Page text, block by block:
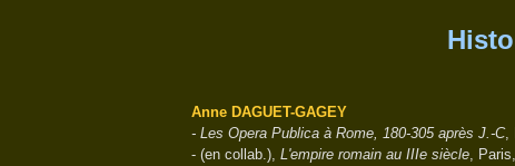
Anne DAGUET-GAGEY
- Les Opera Publica à Rome, 180-305 après J.-C,
- (en collab.), L'empire romain au IIIe siècle,